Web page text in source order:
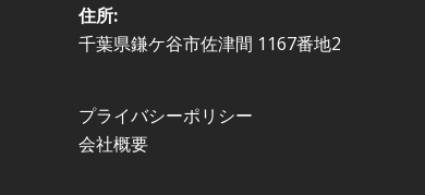
住所:
千葉県鎌ケ谷市佐津間 1167番地2
プライバシーポリシー
会社概要